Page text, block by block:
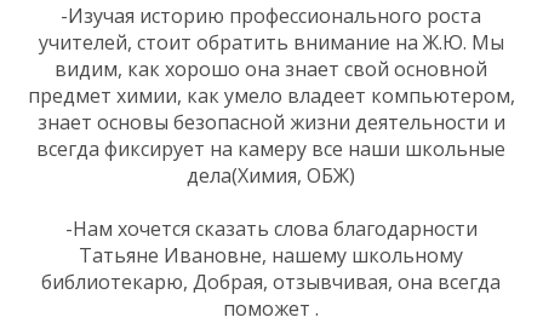
-Изучая историю профессионального роста
учителей, стоит обратить внимание на Ж.Ю. Мы
видим, как хорошо она знает свой основной
предмет химии, как умело владеет компьютером,
знает основы безопасной жизни деятельности и
всегда фиксирует на камеру все наши школьные
дела(Химия, ОБЖ)
-Нам хочется сказать слова благодарности
Татьяне Ивановне, нашему школьному
библиотекарю, Добрая, отзывчивая, она всегда
поможет .